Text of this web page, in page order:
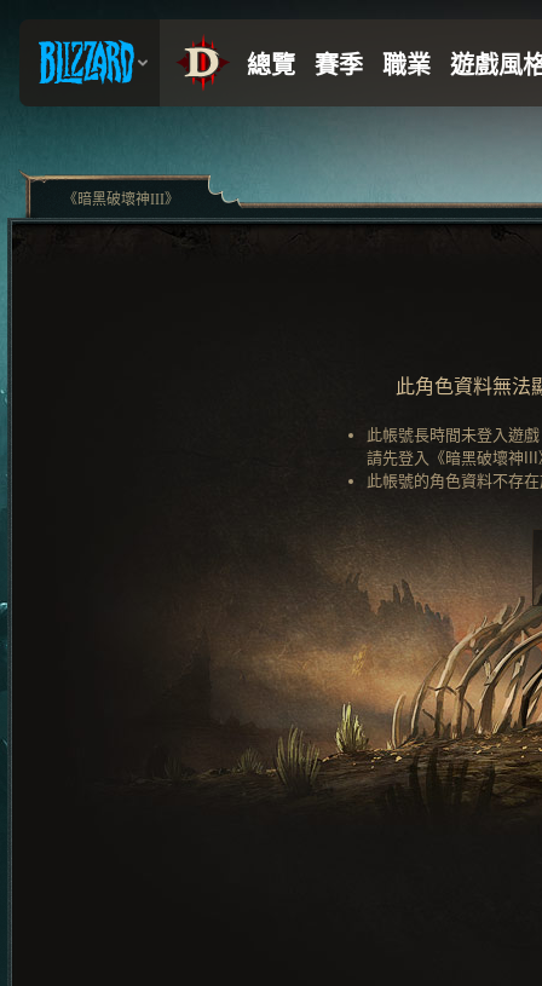
此角色資料無法
此帳號長時間未登入遊
請先登入《暗黑破壞神III
此帳號的角色資料不存
《暗黑破壞神III》